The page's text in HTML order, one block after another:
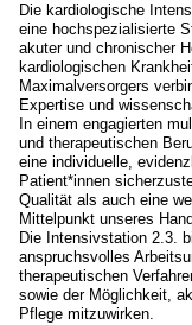
Die kardiologische
eine hochspezialisierte
akuter und chronischer
kardiologischen
Maximalversorgers
Expertise und
In einem engagierten
und therapeutischen
eine individuelle,
Patient*innen
Qualität als auch eine
Mittelpunkt unseres
Die Intensivstation 2.3.
anspruchsvolles
therapeutischen
sowie der Möglichkeit,
Pflege mitzuwirken.